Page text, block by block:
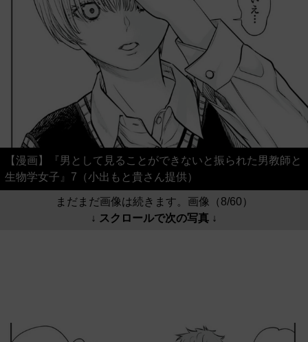
【漫画】『男として見ることができないと振られた男教師と
生物学女子』7（小出もと貴さん提供）
まだまだ画像は続きます。画像（8/60）
↓ スクロールで次の写真 ↓